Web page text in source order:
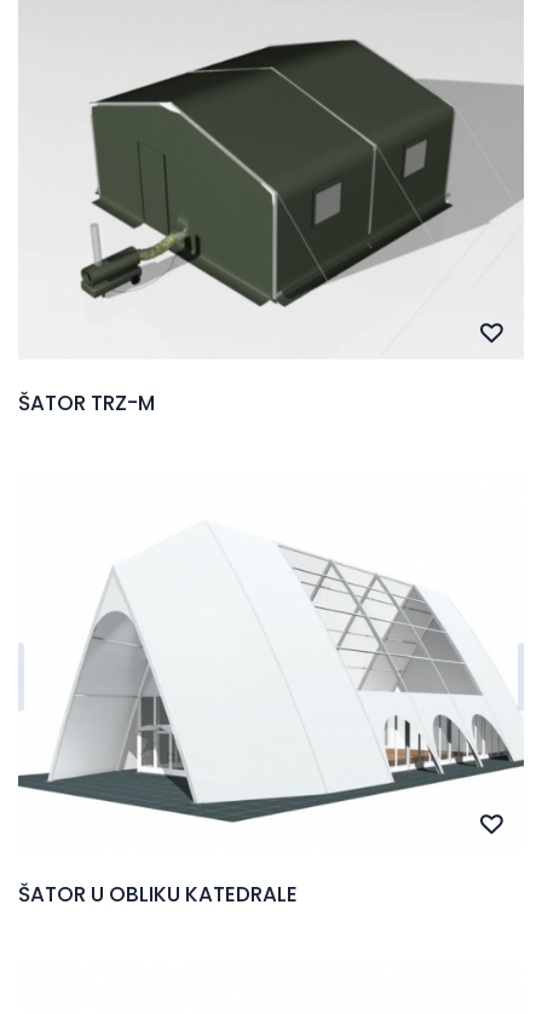
ŠATOR TRZ-M
ŠATOR U OBLIKU KATEDRALE